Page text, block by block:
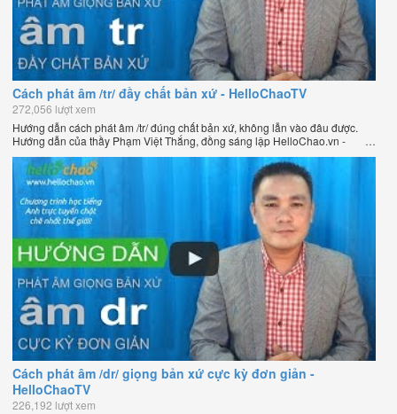
Cách phát âm /tr/ đầy chất bản xứ - HelloChaoTV
272,056 lượt xem
Hướng dẫn cách phát âm /tr/ đúng chất bản xứ, không lẫn vào đâu được.
Hướng dẫn của thầy Phạm Việt Thắng, đồng sáng lập HelloChao.vn -
Chương trình dạy tiếng Anh trực tuyến chặt chẽ nhất thế giới.
Cách phát âm /dr/ giọng bản xứ cực kỳ đơn giản -
HelloChaoTV
226,192 lượt xem